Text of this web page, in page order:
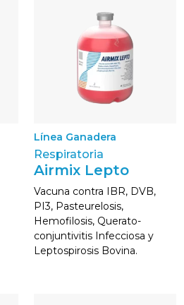
Línea Ganadera
Respiratoria
Airmix Lepto
Vacuna contra IBR, DVB,
PI3, Pasteurelosis,
Hemofilosis, Querato-
conjuntivitis Infecciosa y
Leptospirosis Bovina.